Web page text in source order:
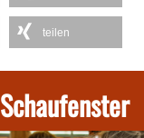
teilen
Schaufenster